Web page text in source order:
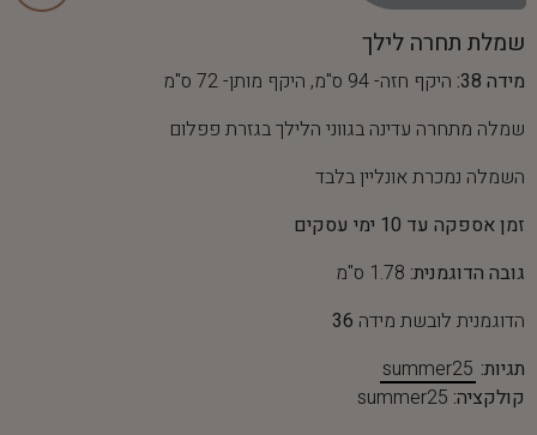
שמלת תחרה לילך
מידה 38:
היקף חזה- 94 ס"מ, היקף מותן- 72 ס"מ
שמלה מתחרה עדינה בגווני הלילך בגזרת פפלום
השמלה נמכרת אונליין בלבד
זמן אספקה עד 10 ימי עסקים
גובה הדוגמנית: 1.78 ס"מ
הדוגמנית לובשת מידה 36
תגיות: summer25
קולקציה: summer25